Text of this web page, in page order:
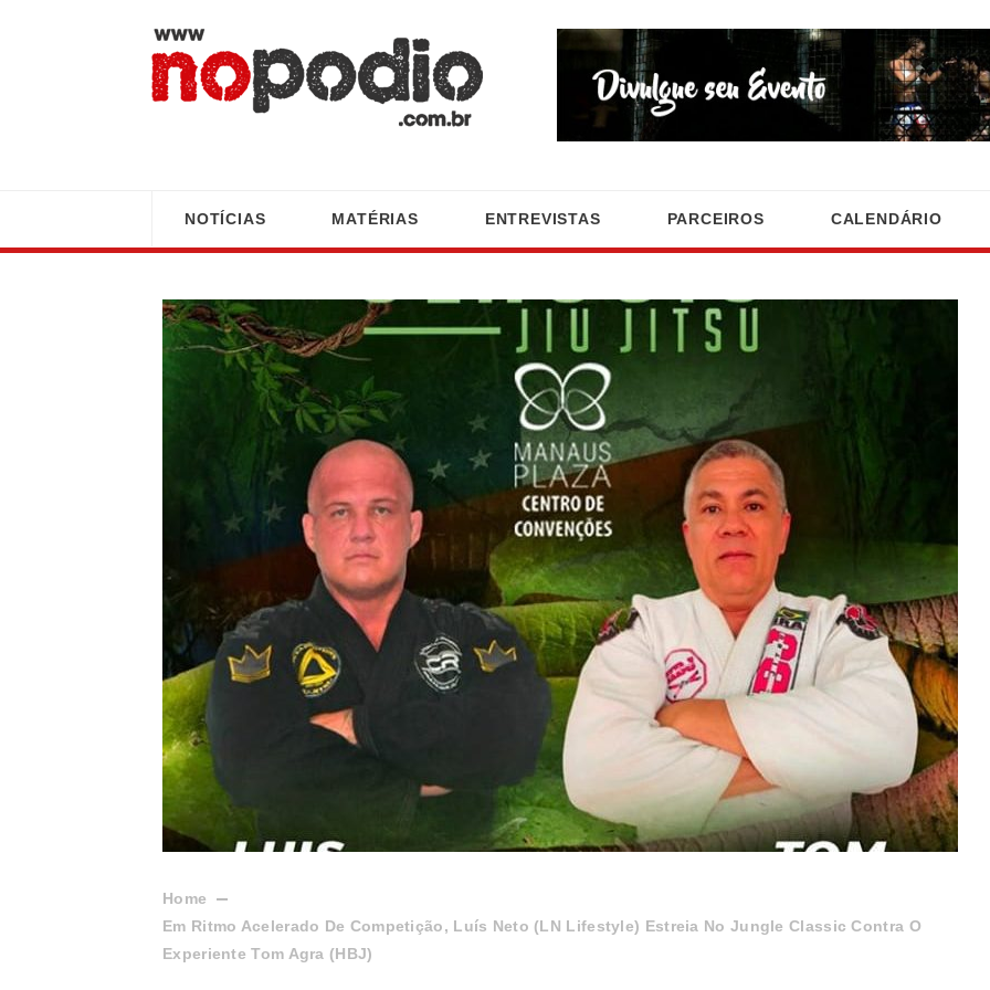
NOTÍCIAS MATÉRIAS ENTREVISTAS PARCEIROS CALENDÁRIO
Home
Em Ritmo Acelerado De Competição, Luís Neto (LN Lifestyle) Estreia No Jungle Classic Contra O
Experiente Tom Agra (HBJ)